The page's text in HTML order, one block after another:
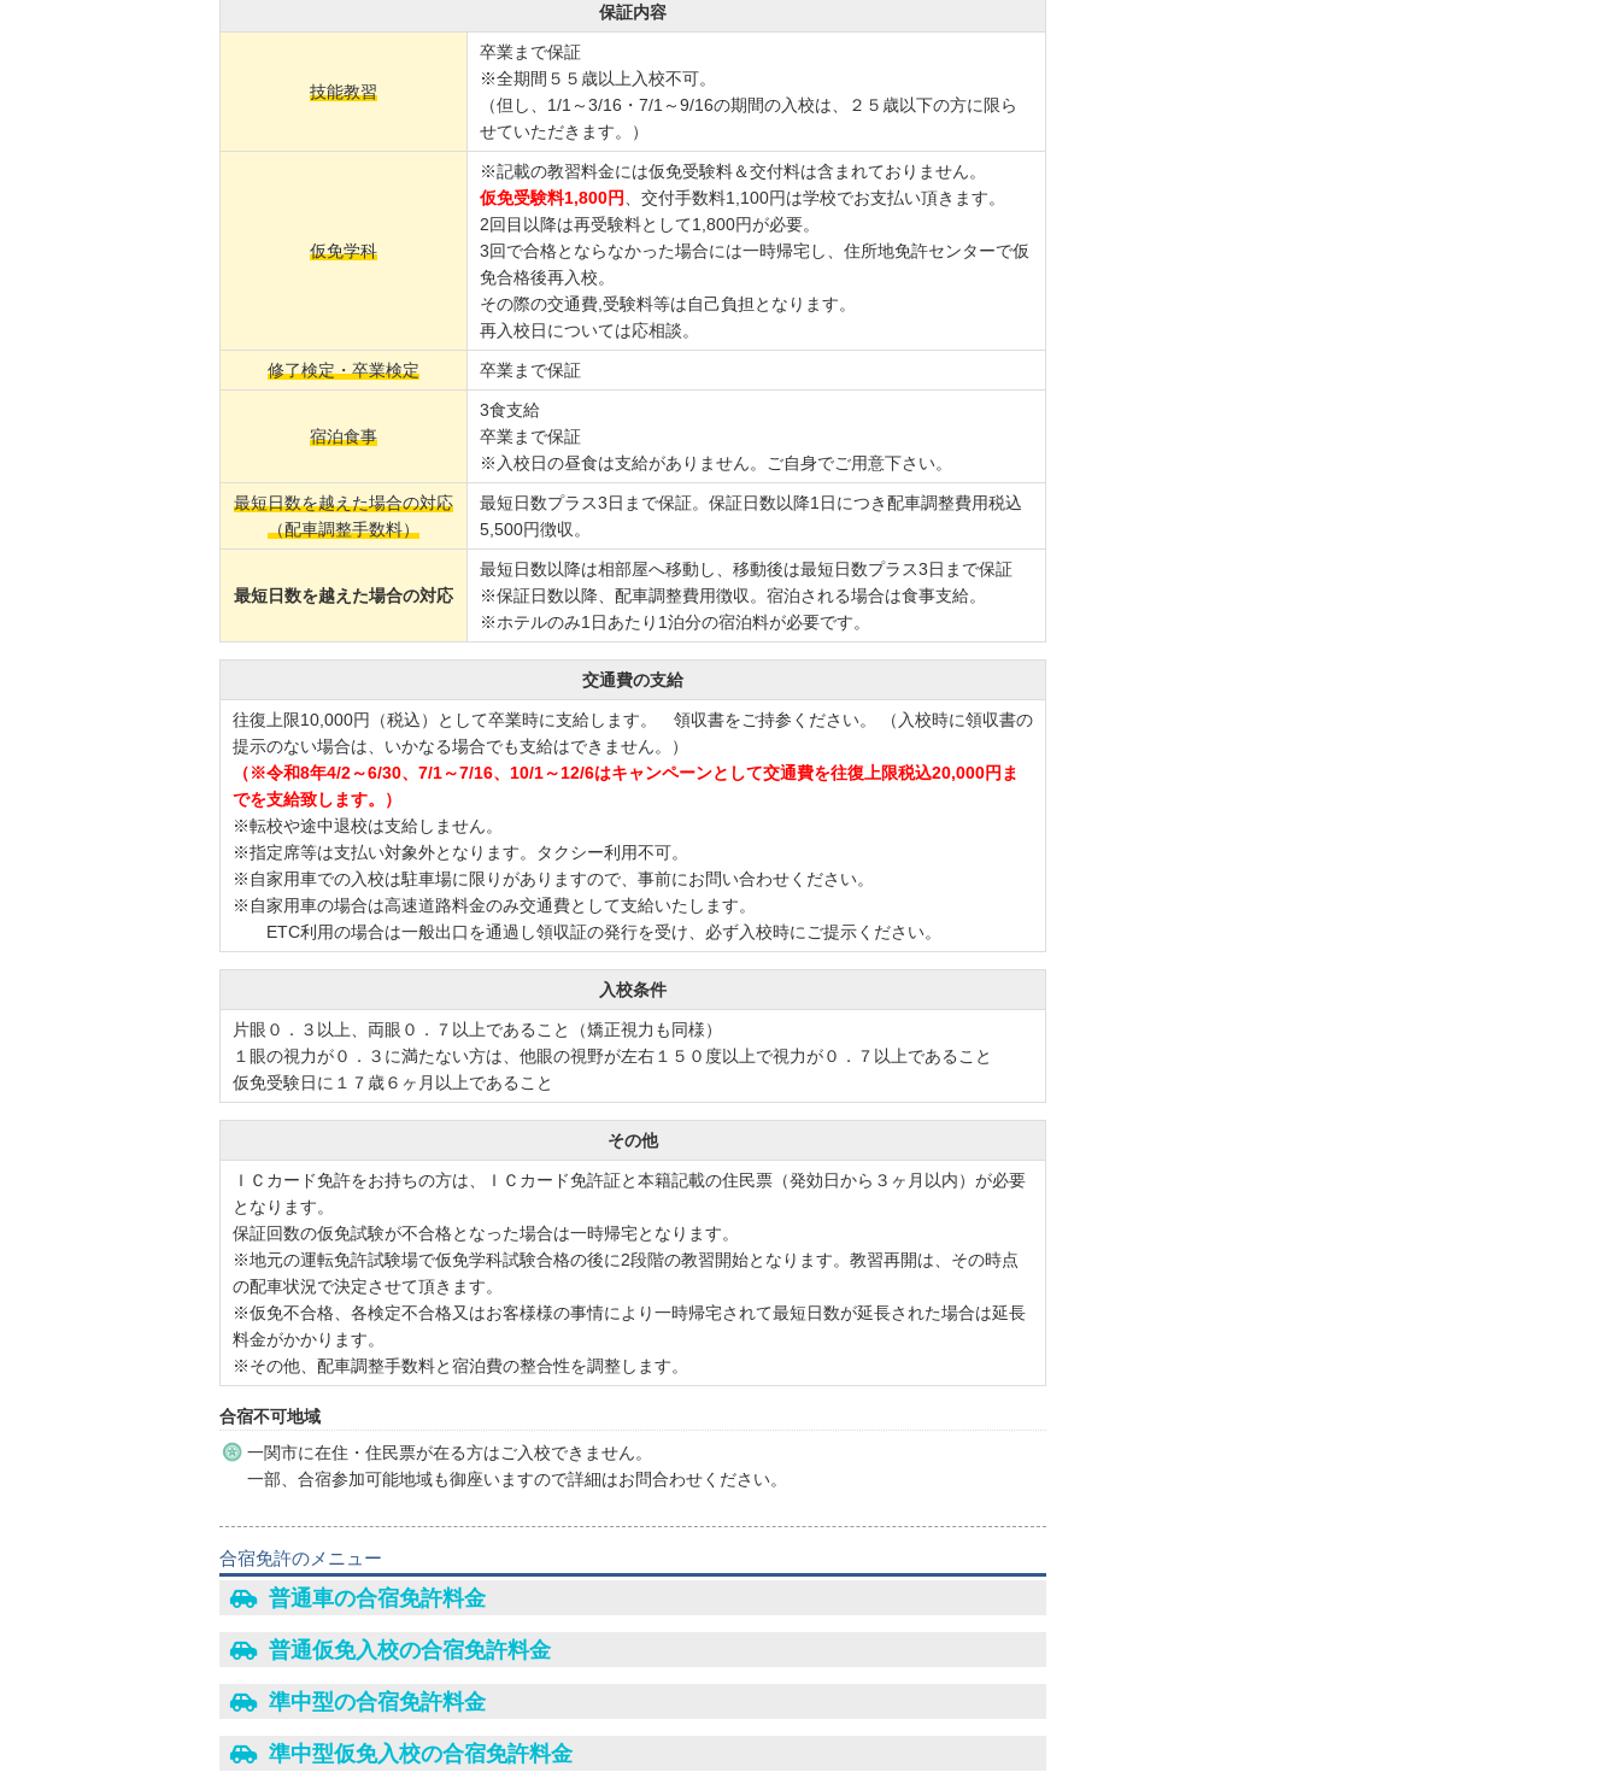
保証内容
技能教習
卒業まで保証
※全期間５５歳以上入校不可。
（但し、1/1～3/16・7/1～9/16の期間の入校は、２５歳以下の方に限ら
せていただきます。）
仮免学科
※記載の教習料金には仮免受験料＆交付料は含まれておりません。
仮免受験料1,800円
、交付手数料1,100円は学校でお支払い頂きます。
2回目以降は再受験料として1,800円が必要。
3回で合格とならなかった場合には一時帰宅し、住所地免許センターで仮
免合格後再入校。
その際の交通費,受験料等は自己負担となります。
再入校日については応相談。
修了検定・卒業検定 卒業まで保証
宿泊食事
3食支給
卒業まで保証
※入校日の昼食は支給がありません。ご自身でご用意下さい。
最短日数を越えた場合の対応
（配車調整手数料）
最短日数プラス3日まで保証。保証日数以降1日につき配車調整費用税込
5,500円徴収。
最短日数を越えた場合の対応
最短日数以降は相部屋へ移動し、移動後は最短日数プラス3日まで保証
※保証日数以降、配車調整費用徴収。宿泊される場合は食事支給。
※ホテルのみ1日あたり1泊分の宿泊料が必要です。
交通費の支給
往復上限10,000円（税込）として卒業時に支給します。 領収書をご持参ください。 （入校時に領収書の
提示のない場合は、いかなる場合でも支給はできません。）
（※令和8年4/2～6/30、7/1～7/16、10/1～12/6はキャンペーンとして交通費を往復上限税込20,000円ま
でを支給致します。）
※転校や途中退校は支給しません。
※指定席等は支払い対象外となります。タクシー利用不可。
※自家用車での入校は駐車場に限りがありますので、事前にお問い合わせください。
※自家用車の場合は高速道路料金のみ交通費として支給いたします。
ETC利用の場合は一般出口を通過し領収証の発行を受け、必ず入校時にご提示ください。
入校条件
片眼０．３以上、両眼０．７以上であること（矯正視力も同様）
１眼の視力が０．３に満たない方は、他眼の視野が左右１５０度以上で視力が０．７以上であること
仮免受験日に１７歳６ヶ月以上であること
その他
ＩＣカード免許をお持ちの方は、ＩＣカード免許証と本籍記載の住民票（発効日から３ヶ月以内）が必要
となります。
保証回数の仮免試験が不合格となった場合は一時帰宅となります。
※地元の運転免許試験場で仮免学科試験合格の後に2段階の教習開始となります。教習再開は、その時点
の配車状況で決定させて頂きます。
※仮免不合格、各検定不合格又はお客様様の事情により一時帰宅されて最短日数が延長された場合は延長
料金がかかります。
※その他、配車調整手数料と宿泊費の整合性を調整します。
合宿不可地域
一関市に在住・住民票が在る方はご入校できません。
一部、合宿参加可能地域も御座いますので詳細はお問合わせください。
合宿免許のメニュー
普通車の合宿免許料金
普通仮免入校の合宿免許料金
準中型の合宿免許料金
準中型仮免入校の合宿免許料金